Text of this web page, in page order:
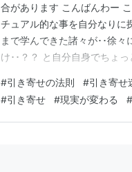
合があります こんばんわー
チュアル的な事を自分なりに
まで学んできた諸々が･･徐
け･･？？ と自分自身でちょ
「引き寄せの法則」とかその
って･･肝心要のその効果と…
#引き寄せの法則 #引き寄せ
#引き寄せ #現実が変わる #